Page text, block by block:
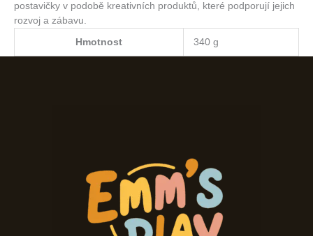
postavičky v podobě kreativních produktů, které podporují jejich
rozvoj a zábavu.
Hmotnost 340 g